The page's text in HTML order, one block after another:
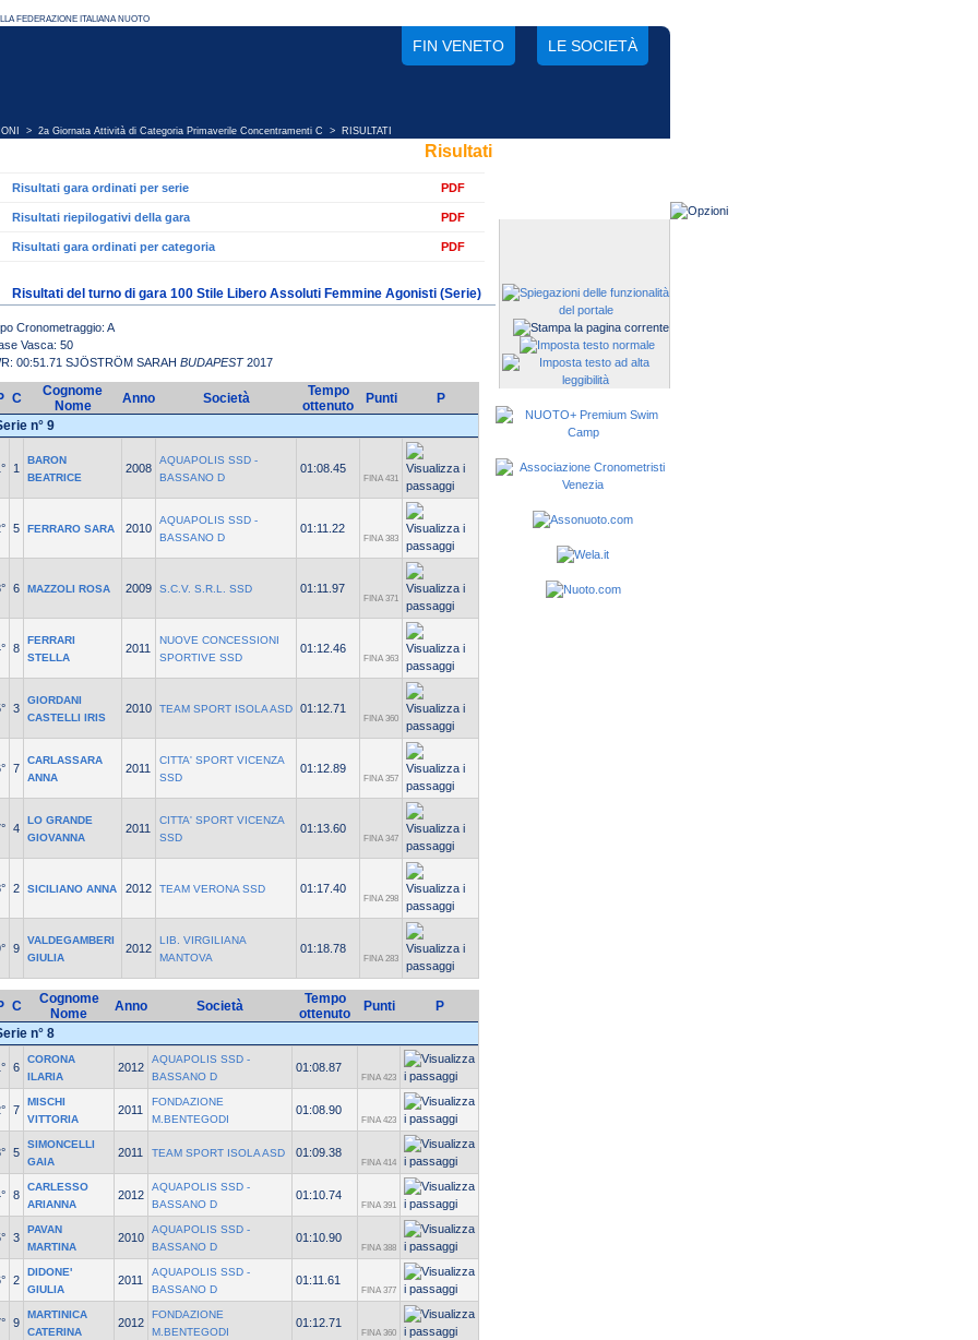
FIN VENETO LE SOCIETÀ
> 2a Giornata Attività di Categoria Primaverile Concentramenti C > RISULTATI
Risultati
Risultati gara ordinati per serie PDF
Risultati riepilogativi della gara PDF
Risultati gara ordinati per categoria PDF
Risultati del turno di gara 100 Stile Libero Assoluti Femmine Agonisti (Serie)
Cronometraggio: A
Vasca: 50
00:51.71 SJÖSTRÖM SARAH BUDAPEST2017
C
Cognome
Nome
Anno Società
Tempo
ottenuto
Punti
P
n° 9
1
BARON
BEATRICE
2008
AQUAPOLIS SSD -
BASSANO D
01:08.45
FINA 431
5 FERRARO SARA 2010
AQUAPOLIS SSD -
BASSANO D
01:11.22
FINA 383
6 MAZZOLI ROSA 2009 S.C.V. S.R.L. SSD 01:11.97
FINA 371
8
FERRARI
STELLA
2011
NUOVE CONCESSIONI
SPORTIVE SSD
01:12.46
FINA 363
3
GIORDANI
CASTELLI IRIS
2010 TEAM SPORT ISOLA ASD 01:12.71
FINA 360
7
CARLASSARA
ANNA
2011
CITTA' SPORT VICENZA
SSD
01:12.89
FINA 357
4
LO GRANDE
GIOVANNA
2011
CITTA' SPORT VICENZA
SSD
01:13.60
FINA 347
2 SICILIANO ANNA 2012 TEAM VERONA SSD 01:17.40
FINA 298
9
VALDEGAMBERI
GIULIA
2012
LIB. VIRGILIANA
MANTOVA
01:18.78
FINA 283
C
Cognome
Nome
Anno Società
Tempo
ottenuto
Punti
P
n° 8
6
CORONA
ILARIA
2012
AQUAPOLIS SSD -
BASSANO D
01:08.87
FINA 423
7
MISCHI
VITTORIA
2011
FONDAZIONE
M.BENTEGODI
01:08.90
FINA 423
5
SIMONCELLI
GAIA
2011 TEAM SPORT ISOLA ASD 01:09.38
FINA 414
8
CARLESSO
ARIANNA
2012
AQUAPOLIS SSD -
BASSANO D
01:10.74
FINA 391
3
PAVAN
MARTINA
2010
AQUAPOLIS SSD -
BASSANO D
01:10.90
FINA 388
2
DIDONE'
GIULIA
2011
AQUAPOLIS SSD -
BASSANO D
01:11.61
FINA 377
9
MARTINICA
CATERINA
2012
FONDAZIONE
M.BENTEGODI
01:12.71
FINA 360